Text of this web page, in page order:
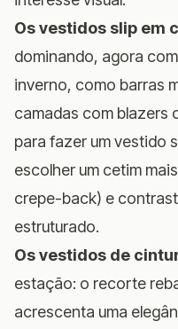
Os vestidos slip em
dominando, agora
inverno, como barras
camadas com blazers
para fazer um vestido
escolher um cetim
crepe-back) e
estruturado.
Os vestidos de
estação: o recorte
acrescenta uma